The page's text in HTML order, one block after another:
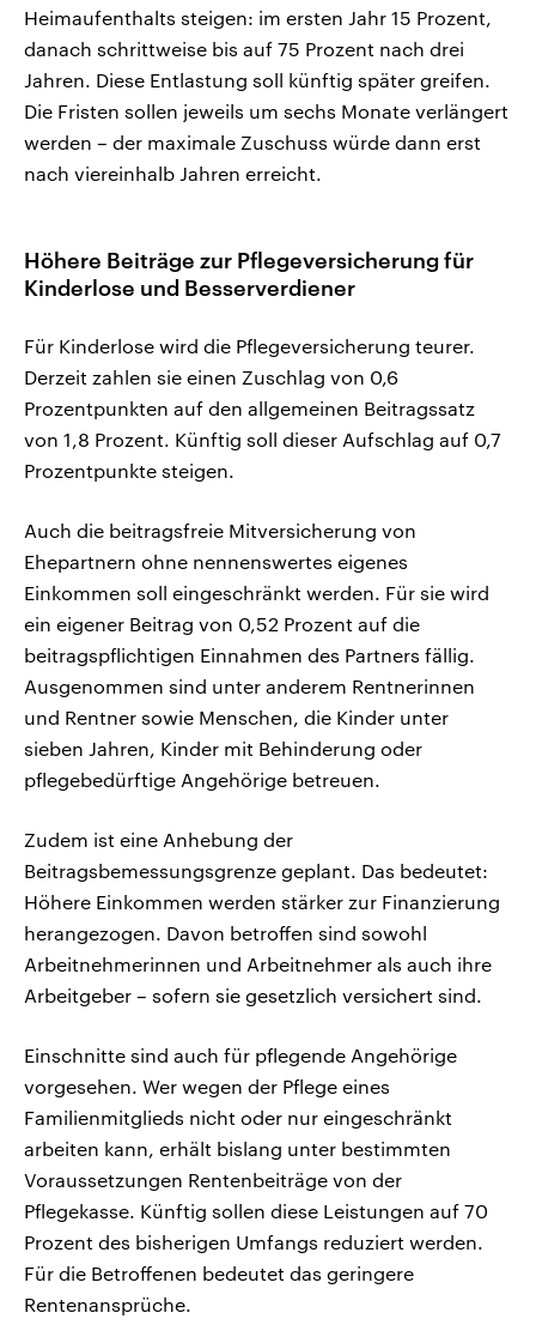
Heimaufenthalts steigen: im ersten Jahr 15 Prozent,
danach schrittweise bis auf 75 Prozent nach drei
Jahren. Diese Entlastung soll künftig später greifen.
Die Fristen sollen jeweils um sechs Monate verlängert
werden – der maximale Zuschuss würde dann erst
nach viereinhalb Jahren erreicht.
Höhere Beiträge zur Pflegeversicherung für
Kinderlose und Besserverdiener
Für Kinderlose wird die Pflegeversicherung teurer.
Derzeit zahlen sie einen Zuschlag von 0,6
Prozentpunkten auf den allgemeinen Beitragssatz
von 1,8 Prozent. Künftig soll dieser Aufschlag auf 0,7
Prozentpunkte steigen.
Auch die beitragsfreie Mitversicherung von
Ehepartnern ohne nennenswertes eigenes
Einkommen soll eingeschränkt werden. Für sie wird
ein eigener Beitrag von 0,52 Prozent auf die
beitragspflichtigen Einnahmen des Partners fällig.
Ausgenommen sind unter anderem Rentnerinnen
und Rentner sowie Menschen, die Kinder unter
sieben Jahren, Kinder mit Behinderung oder
pflegebedürftige Angehörige betreuen.
Zudem ist eine Anhebung der
Beitragsbemessungsgrenze geplant. Das bedeutet:
Höhere Einkommen werden stärker zur Finanzierung
herangezogen. Davon betroffen sind sowohl
Arbeitnehmerinnen und Arbeitnehmer als auch ihre
Arbeitgeber – sofern sie gesetzlich versichert sind.
Einschnitte sind auch für pflegende Angehörige
vorgesehen. Wer wegen der Pflege eines
Familienmitglieds nicht oder nur eingeschränkt
arbeiten kann, erhält bislang unter bestimmten
Voraussetzungen Rentenbeiträge von der
Pflegekasse. Künftig sollen diese Leistungen auf 70
Prozent des bisherigen Umfangs reduziert werden.
Für die Betroffenen bedeutet das geringere
Rentenansprüche.